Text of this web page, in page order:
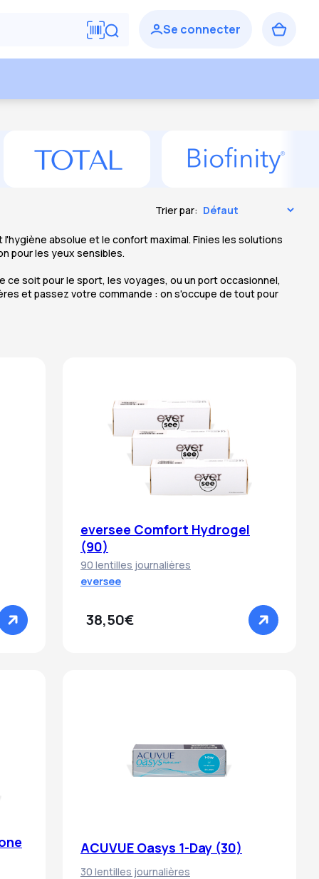
Trier par:
absolue et le confort maximal. Finies les solutions
pour les yeux sensibles.
ce soit pour le sport, les voyages, ou un port occasionnel,
et passez votre commande : on s'occupe de tout pour
eversee Comfort Hydrogel
(90)
90 lentilles journalières
eversee
38,50€
ACUVUE Oasys 1-Day (30)
30 lentilles journalières